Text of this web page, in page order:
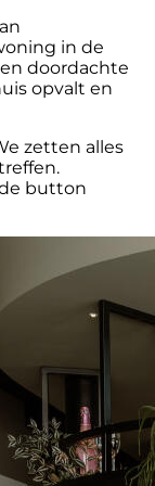
in de
doordachte
opvalt en
zetten alles
button